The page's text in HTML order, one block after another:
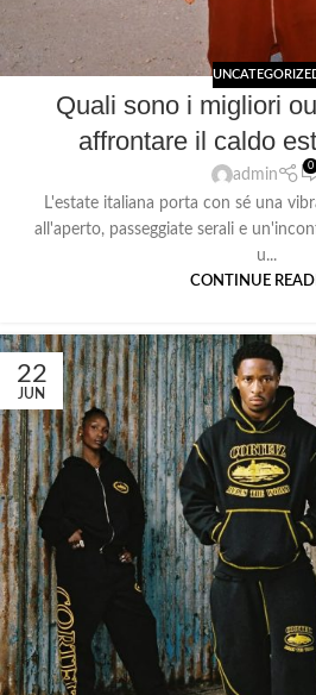
Quali sono i migliori
affrontare il caldo
admin
0
L'estate italiana porta con sé una
all'aperto, passeggiate serali e
u...
CONTINUE
22
JUN